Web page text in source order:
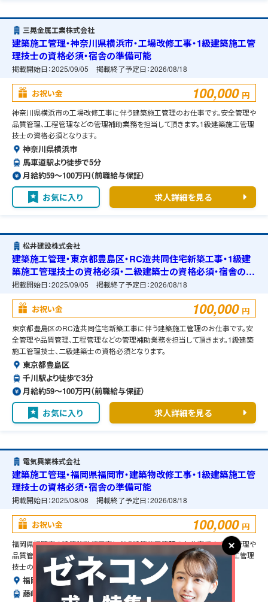
三晃金属工業株式会社
建築施工管理・神奈川県横浜市・工場改修工事・1級建築施工管
理技士の資格必須・宿舎の準備可能
掲載開始日：2025/09/05 掲載終了予定日：2026/08/18
お祝い金 100,000 円
神奈川県横浜市の工場改修工事に伴う建築施工管理のお仕事です。安全管理や
品質管理、工程管理などの管理補助業務を担当して頂きます。1級建築施工管理
技士の資格必須となります。
神奈川県横浜市
馬車道駅より徒歩で5分
月給約59〜100万円（前職給与保証）
お気に入り 求人詳細を見る
松井建設株式会社
建築施工管理・東京都豊島区・RC造共同住宅新築工事・1級建
築施工管理技士の資格必須・二級建築士の資格必須・宿舎の準
備可能
掲載開始日：2025/09/05 掲載終了予定日：2026/08/18
お祝い金 100,000 円
東京都豊島区のRC造共同住宅新築工事に伴う建築施工管理のお仕事です。安
全管理や品質管理、工程管理などの管理補助業務を担当して頂きます。1級建築
施工管理技士、二級建築士の資格必須となります。
東京都豊島区
千川駅より徒歩で3分
月給約59〜100万円（前職給与保証）
お気に入り 求人詳細を見る
電気興業株式会社
建築施工管理・福岡県福岡市・建築物改修工事・1級建築施工管
理技士の資格必須・宿舎の準備可能
掲載開始日：2025/08/08 掲載終了予定日：2026/08/18
お祝い金 100,000 円
福岡県福岡市の建築物改修工事に伴う建築施工管理のお仕事です。安全管理や
品質管理、工程管理などの管理補助業務を担当して頂きます。1級建築施工管理
技士の資格必須となります。
福岡県福岡市
藤崎(福岡県)駅よりバスで10分